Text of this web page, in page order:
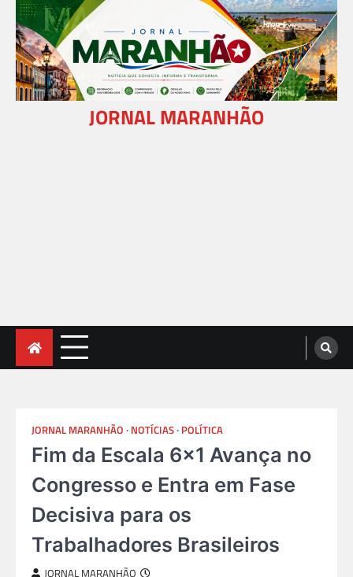
Skip
content
JORNAL MARANHÃO
JORNAL MARANHÃO NOTÍCIAS POLÍTICA
Fim da Escala 6×1 Avança no
Congresso e Entra em Fase
Decisiva para os
Trabalhadores Brasileiros
JORNAL MARANHÃO